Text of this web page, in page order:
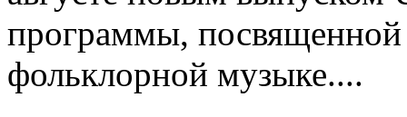
программы,
фольклорной музыке....